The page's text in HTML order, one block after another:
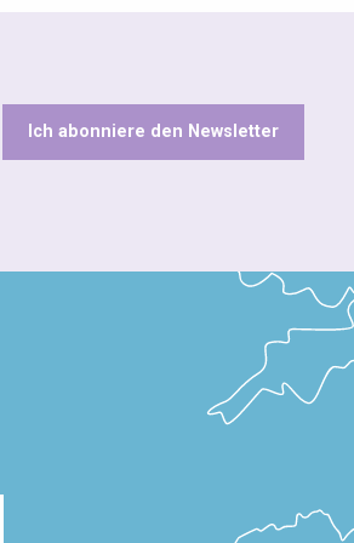
Ich abonniere den Newsletter